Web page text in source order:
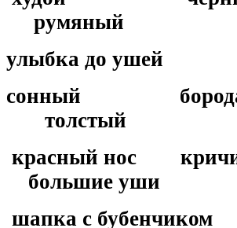
румяный
улыбка до ушей
сонный
толстый
красный нос
большие уши
шапка с бубенчиком